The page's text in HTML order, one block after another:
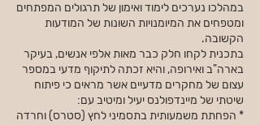
במהלכו נערכים לימוד ואימון של תרגולים המפתחים
ומטפחים את המיומנויות השונות של המודעות
הקשובה.
בתכנית לקחו חלק כבר מאות אלפי אנשים, בעיקר
בארה"ב ואירופה, והיא זכתה לתיקוף מדעי במספר
עצום של מחקרים מדעיים אשר מראים כי פיתוח
שיטתי של מיינדפולנס יעיל ומיטיב עם:
* הפחתת משמעותית בתסמיני לחץ (סטרס) וחרדה